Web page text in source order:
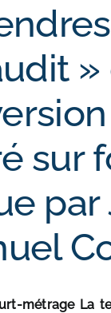
?
»
sur
par
métrage La